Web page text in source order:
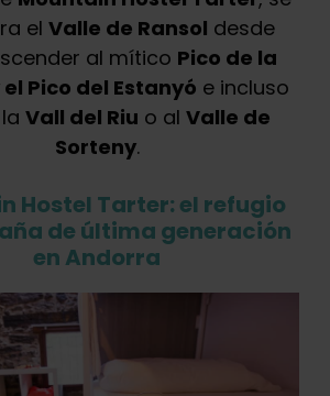
el Valle de Ransol desde
al mítico Pico de la
Pico del Estanyó e incluso
Vall del Riu o al Valle de
Sorteny.
Hostel Tarter: el refugio
de última generación
en Andorra